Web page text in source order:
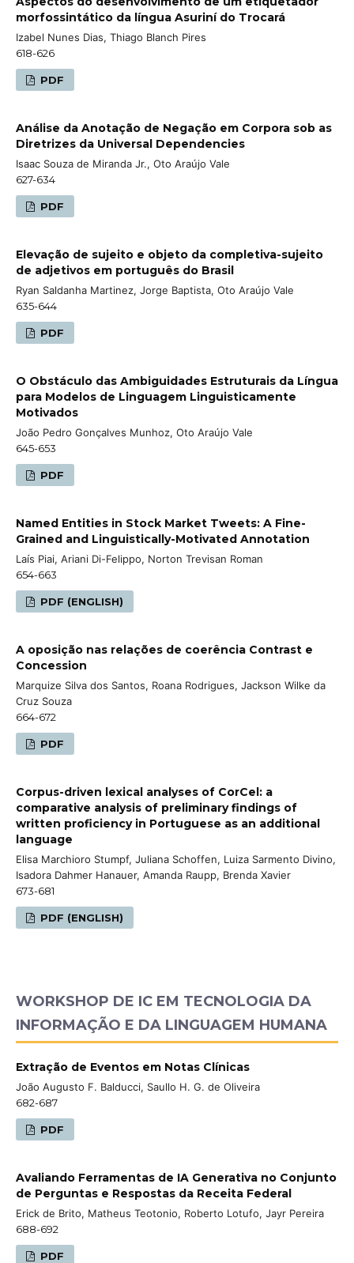
morfossintático da língua Asuriní do Trocará
Izabel Nunes Dias, Thiago Blanch Pires
618-626
PDF
Análise da Anotação de Negação em Corpora sob as
Diretrizes da Universal Dependencies
Isaac Souza de Miranda Jr., Oto Araújo Vale
627-634
PDF
Elevação de sujeito e objeto da completiva-sujeito
de adjetivos em português do Brasil
Ryan Saldanha Martinez, Jorge Baptista, Oto Araújo Vale
635-644
PDF
O Obstáculo das Ambiguidades Estruturais da Língua
para Modelos de Linguagem Linguisticamente
Motivados
João Pedro Gonçalves Munhoz, Oto Araújo Vale
645-653
PDF
Named Entities in Stock Market Tweets: A Fine-
Grained and Linguistically-Motivated Annotation
Laís Piai, Ariani Di-Felippo, Norton Trevisan Roman
654-663
PDF (ENGLISH)
A oposição nas relações de coerência Contrast e
Concession
Marquize Silva dos Santos, Roana Rodrigues, Jackson Wilke da
Cruz Souza
664-672
PDF
Corpus-driven lexical analyses of CorCel: a
comparative analysis of preliminary findings of
written proficiency in Portuguese as an additional
language
Elisa Marchioro Stumpf, Juliana Schoffen, Luiza Sarmento Divino,
Isadora Dahmer Hanauer, Amanda Raupp, Brenda Xavier
673-681
PDF (ENGLISH)
WORKSHOP DE IC EM TECNOLOGIA DA
INFORMAÇÃO E DA LINGUAGEM HUMANA
Extração de Eventos em Notas Clínicas
João Augusto F. Balducci, Saullo H. G. de Oliveira
682-687
PDF
Avaliando Ferramentas de IA Generativa no Conjunto
de Perguntas e Respostas da Receita Federal
Erick de Brito, Matheus Teotonio, Roberto Lotufo, Jayr Pereira
688-692
PDF